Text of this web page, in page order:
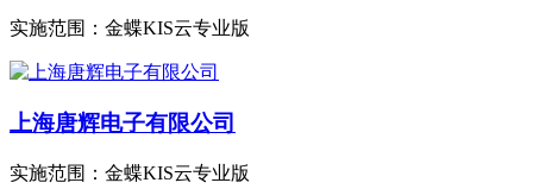
实施范围： 金蝶KIS云专业版
上海唐辉电子有限公司
实施范围： 金蝶KIS云专业版